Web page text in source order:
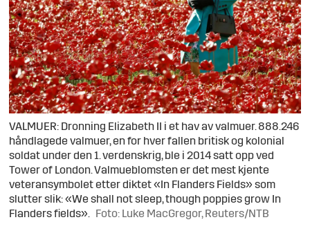
VALMUER: Dronning Elizabeth II i et hav av valmuer. 888.246
håndlagede valmuer, en for hver fallen britisk og kolonial
soldat under den 1. verdenskrig, ble i 2014 satt opp ved
Tower of London. Valmueblomsten er det mest kjente
veteransymbolet etter diktet «In Flanders Fields» som
slutter slik: «We shall not sleep, though poppies grow In
Flanders fields».
Foto: Luke MacGregor, Reuters/NTB